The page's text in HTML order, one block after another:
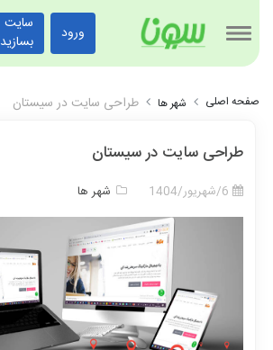
ورود
سایت
بسازید
صفحه اصلی شهر ها طراحی سایت در سیستان
طراحی سایت در سیستان
شهر ها